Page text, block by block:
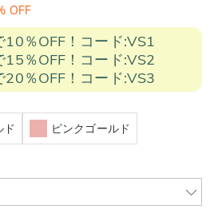
OFF
10％OFF！コード:VS1
15％OFF！コード:VS2
20％OFF！コード:VS3
ド ピンクゴールド